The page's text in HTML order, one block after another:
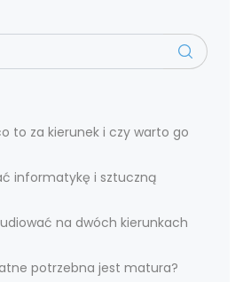
to za kierunek i czy warto go
informatykę i sztuczną
na dwóch kierunkach
potrzebna jest matura?